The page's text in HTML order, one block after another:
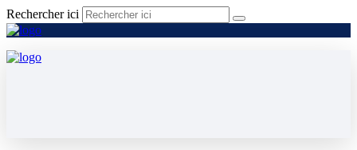
Rechercher ici